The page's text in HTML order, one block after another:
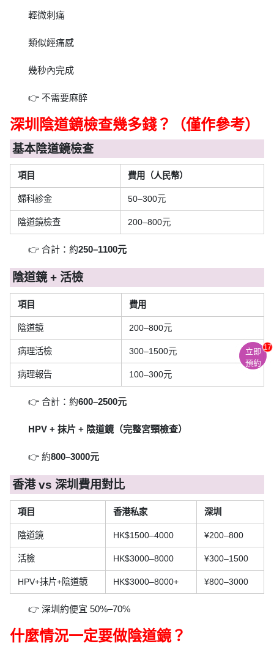
輕微刺痛
類似經痛感
幾秒內完成
👉 不需要麻醉
深圳陰道鏡檢查幾多錢？（僅作參考）
基本陰道鏡檢查
項目 費用（人民幣）
婦科診金 50–300元
陰道鏡檢查 200–800元
👉 合計：約250–1100元
陰道鏡 + 活檢
項目 費用
陰道鏡 200–800元
病理活檢 300–1500元
病理報告 100–300元
👉 合計：約600–2500元
HPV + 抹片 + 陰道鏡（完整宮頸檢查）
👉 約800–3000元
香港 vs 深圳費用對比
項目 香港私家 深圳
陰道鏡 HK$1500–4000 ¥200–800
活檢 HK$3000–8000 ¥300–1500
HPV+抹片+陰道鏡 HK$3000–8000+ ¥800–3000
👉 深圳約便宜 50%–70%
什麼情況一定要做陰道鏡？
立即
預約
17